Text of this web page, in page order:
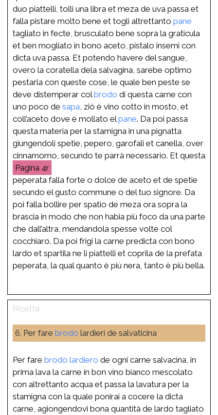
duo piattelli, tolli una libra et meza de uva passa et
falla pistare molto bene et togli altrettanto pane
tagliato in fecte, brusculato bene sopra la graticula
et ben mogliato in bono aceto, pistalo insemi con
dicta uva passa. Et potendo havere del sangue,
overo la coratella dela salvagina, sarebe optimo
pestarla con queste cose, le quale ben peste se
deve distemperar colbrodo di questa carne con
uno poco de sapa , ziò è vino cotto in mosto, et
coll’aceto dove è mollato elpane. Da poi passa
questa materia per la stamigna in una pignatta
giungendoli spetie, pepero, garofali et canella, over
cinnamomo, secundo te parrà necessario. Et questa
4r
peperata falla forte o dolce de aceto et de spetie
secundo el gusto commune o del tuo signore. Da
poi falla bollire per spatio de meza ora sopra la
brascia in modo che non habia più foco da una parte
che dall’altra, mendandola spesse volte col
cocchiaro. Da poi frigi la carne predicta con bono
lardo et spartila ne li piattelli et coprila de la prefata
peperata, la qual quanto è più nera, tanto è più bella.
6. Per fare brodo lardieri de salvaticina
Per fare brodo lardiero de ogni carne salvacina, in
prima lava la carne in bon vino bianco mescolato
con altrettanto acqua et passa la lavatura per la
stamigna con la quale ponirai a cocere la dicta
carne, agiongendovi bona quantità de lardo tagliato